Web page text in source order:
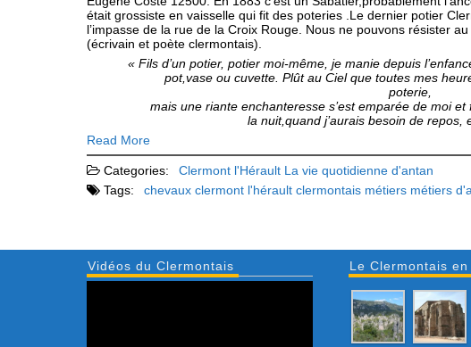
était grossiste en vaisselle qui fit des poteries .Le dernier potier
l’impasse de la rue de la Croix Rouge. Nous ne pouvons résister
(écrivain et poète clermontais).
« Fils d’un potier, potier moi-même, je manie depuis
pot,vase ou cuvette. Plût au Ciel que toutes mes heures
poterie,
mais une riante enchanteresse s’est emparée de moi et
la nuit,quand j’aurais besoin de repos,
Read More
Categories: Clermont l'Hérault La vie quotidienne d'antan
Tags:
chevaux clermont l'hérault clermontais métiers métiers
Vidéos du Clermontais
Le Clermontais en